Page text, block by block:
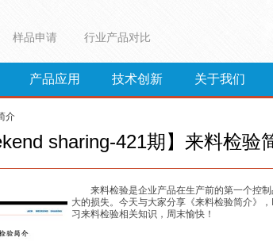
样品申请 行业产品对比
产品应用 技术创新 关于我们
介
sharing-421期】来料检验
来料检验是企业产品在生产前的第一个控
大的损失。今天与大家分享《来料检验简介》
习来料检验相关知识，周末愉快！